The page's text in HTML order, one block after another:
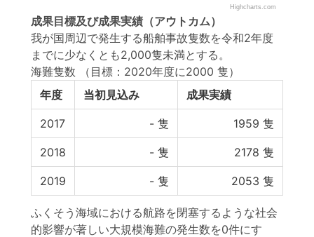
Highcharts.com
成果目標及び成果実績 （アウトカム）
我が国周辺で発生する船舶事故隻数を令和2年度
までに少なくとも2,000隻未満とする。
海難隻数
（目標：2020年度に2000 隻）
年度
当初見込み 成果実績
2017 - 隻 1959 隻
2018 - 隻 2178 隻
2019 - 隻 2053 隻
ふくそう海域における航路を閉塞するような社会
的影響が著しい大規模海難の発生数を0件にす